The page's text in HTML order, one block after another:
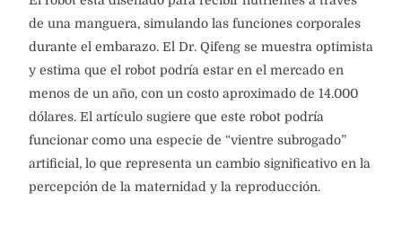
de una manguera, simulando las funciones corporales
durante el embarazo. El Dr. Qifeng se muestra optimista
y estima que el robot podría estar en el mercado en
menos de un año, con un costo aproximado de 14.000
dólares. El artículo sugiere que este robot podría
funcionar como una especie de “vientre subrogado”
artificial, lo que representa un cambio significativo en la
percepción de la maternidad y la reproducción.